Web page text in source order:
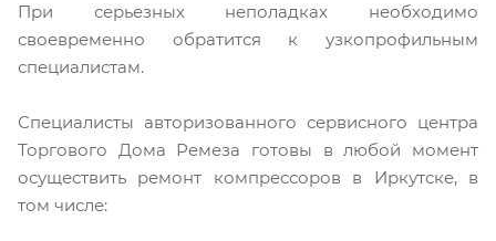
При серьезных неполадках необходимо
своевременно обратится к узкопрофильным
специалистам.
Специалисты авторизованного сервисного центра
Торгового Дома Ремеза готовы в любой момент
осуществить ремонт компрессоров в Иркутске, в
том числе: